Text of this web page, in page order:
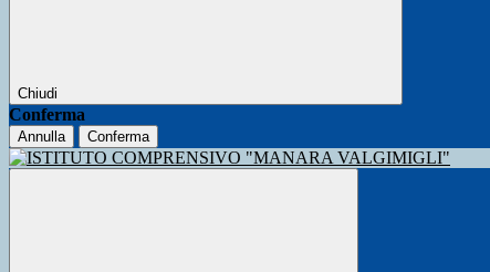
Chiudi
Conferma
Annulla Conferma